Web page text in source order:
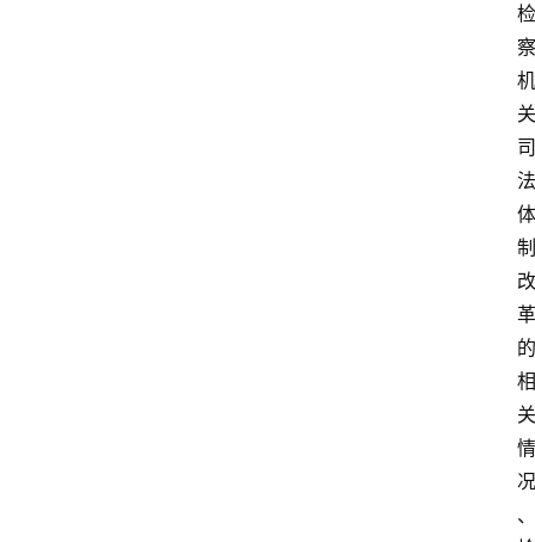
检
察
机
关
司
法
体
制
改
革
的
相
关
情
况
、